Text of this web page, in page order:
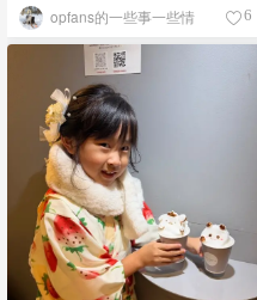
opfans的一些事一些情 6